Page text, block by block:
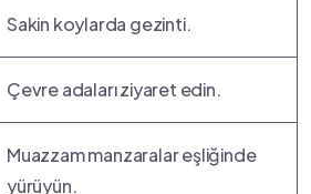
Sakin ​koylarda gezinti.
Çevre adaları ziyaret edin.
Muazzam manzaralar eşliğinde
yürüyün.